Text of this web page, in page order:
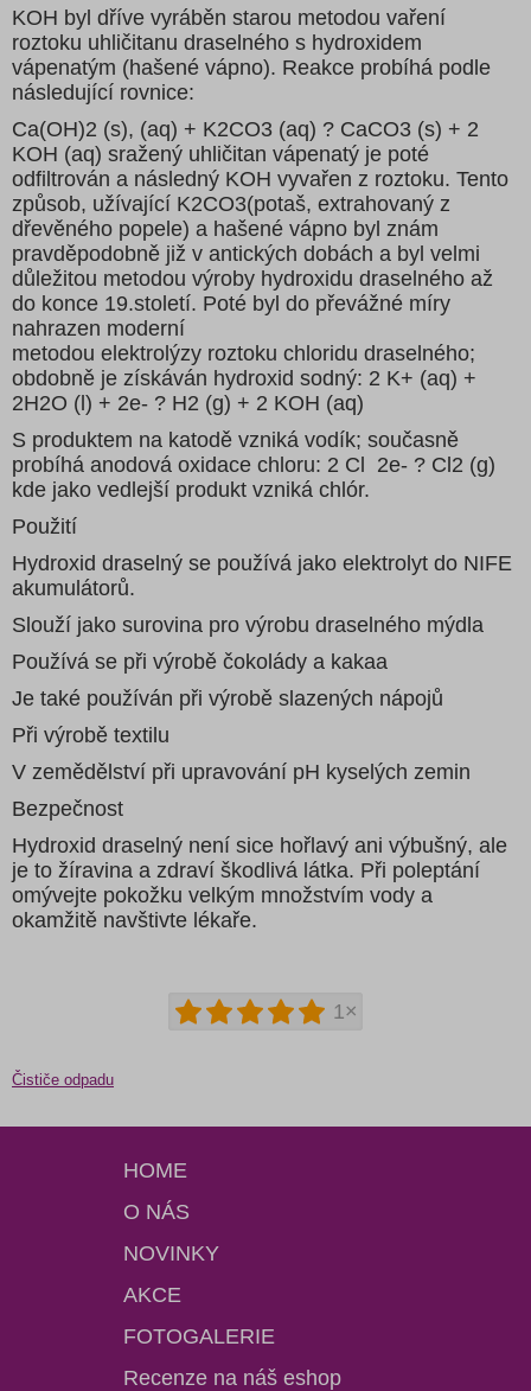
KOH byl dříve vyráběn starou metodou vaření
roztoku uhličitanu draselného s hydroxidem
vápenatým (hašené vápno). Reakce probíhá podle
následující rovnice:
Ca(OH)2 (s), (aq) + K2CO3 (aq) ? CaCO3 (s) + 2
KOH (aq) sražený uhličitan vápenatý je poté
odfiltrován a následný KOH vyvařen z roztoku. Tento
způsob, užívající K2CO3(potaš, extrahovaný z
dřevěného popele) a hašené vápno byl znám
pravděpodobně již v antických dobách a byl velmi
důležitou metodou výroby hydroxidu draselného až
do konce 19.století. Poté byl do převážné míry
nahrazen moderní
metodou elektrolýzy roztoku chloridu draselného;
obdobně je získáván hydroxid sodný: 2 K+ (aq) +
2H2O (l) + 2e- ? H2 (g) + 2 KOH (aq)
S produktem na katodě vzniká vodík; současně
probíhá anodová oxidace chloru: 2 Cl 2e- ? Cl2 (g)
kde jako vedlejší produkt vzniká chlór.
Použití
Hydroxid draselný se používá jako elektrolyt do NIFE
akumulátorů.
Slouží jako surovina pro výrobu draselného mýdla
Používá se při výrobě čokolády a kakaa
Je také používán při výrobě slazených nápojů
Při výrobě textilu
V zemědělství při upravování pH kyselých zemin
Bezpečnost
Hydroxid draselný není sice hořlavý ani výbušný, ale
je to žíravina a zdraví škodlivá látka. Při poleptání
omývejte pokožku velkým množstvím vody a
okamžitě navštivte lékaře.
1×
Čističe odpadu
HOME
O NÁS
NOVINKY
AKCE
FOTOGALERIE
Recenze na náš eshop